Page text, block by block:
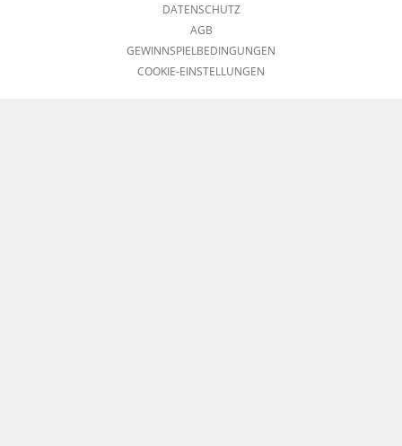
DATENSCHUTZ
AGB
GEWINNSPIELBEDINGUNGEN
COOKIE-EINSTELLUNGEN